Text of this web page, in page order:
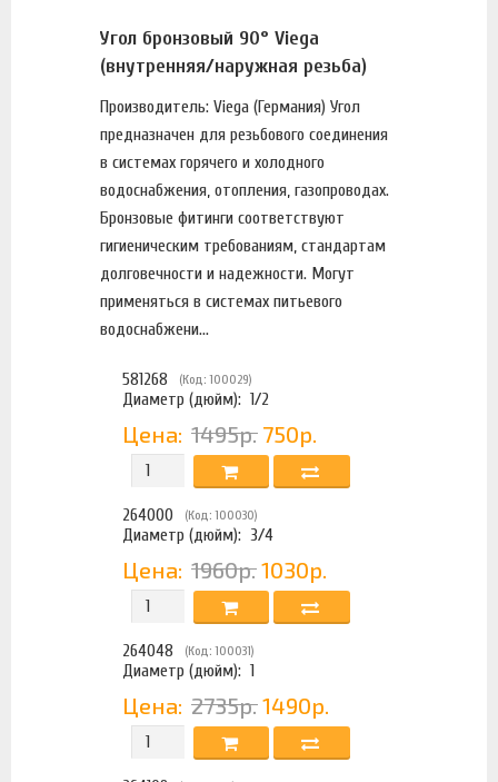
Угол бронзовый 90° Viega
(внутренняя/наружная резьба)
Производитель: Viega (Германия) Угол
предназначен для резьбового соединения
в системах горячего и холодного
водоснабжения, отопления, газопроводах.
Бронзовые фитинги соответствуют
гигиеническим требованиям, стандартам
долговечности и надежности. Могут
применяться в системах питьевого
водоснабжени...
581268 (Код: 100029)
Диаметр (дюйм): 1/2
Цена: 1495р. 750р.
264000 (Код: 100030)
Диаметр (дюйм): 3/4
Цена: 1960р. 1030р.
264048 (Код: 100031)
Диаметр (дюйм): 1
Цена: 2735р. 1490р.